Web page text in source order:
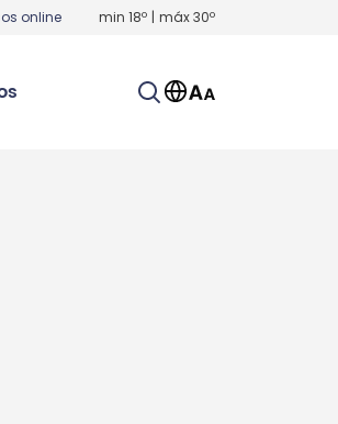
online min 18º | máx30º